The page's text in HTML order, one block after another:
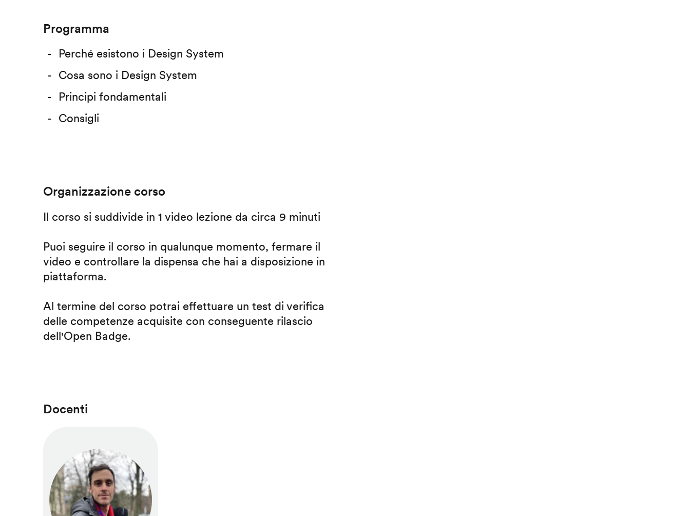
Programma
Perché esistono i Design System
Cosa sono i Design System
Principi fondamentali
Consigli
Organizzazione corso
Il corso si suddivide in 1 video lezione da circa 9 minuti
Puoi seguire il corso in qualunque momento, fermare il
video e controllare la dispensa che hai a disposizione in
piattaforma.
Al termine del corso potrai effettuare un test di verifica
delle competenze acquisite con conseguente rilascio
dell'Open Badge.
Docenti